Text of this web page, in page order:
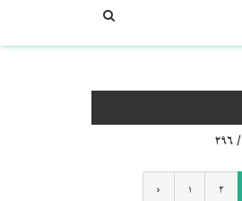
‹ ١ ٢